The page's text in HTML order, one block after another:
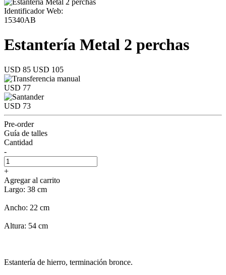
Identificador Web:
15340AB
Estantería Metal 2 perchas
USD 85 USD 105
USD 77
USD 73
Pre-order
Guía de talles
Cantidad
-
+
Agregar al carrito
Largo: 38 cm
Ancho: 22 cm
Altura: 54 cm
Estantería de hierro, terminación bronce.